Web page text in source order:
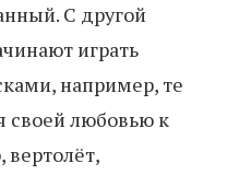
С другой
играть
например, те
своей любовью к